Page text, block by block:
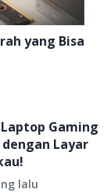
yang Bisa
Laptop Gaming
Layar
lalu